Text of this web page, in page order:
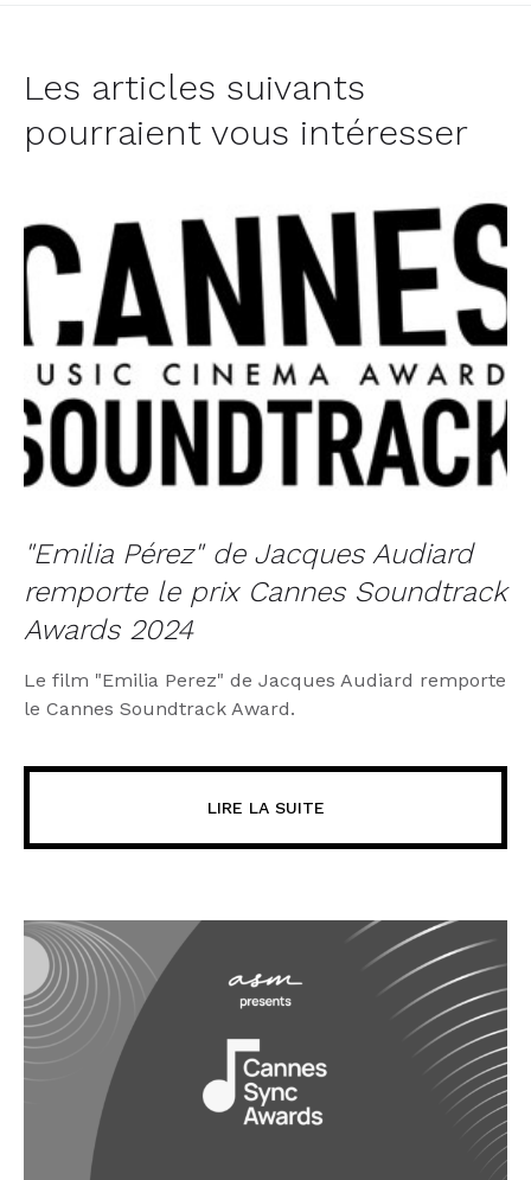
Les articles suivants
pourraient vous intéresser
"Emilia Pérez" de Jacques Audiard
remporte le prix Cannes Soundtrack
Awards 2024
Le film "Emilia Perez" de Jacques Audiard remporte
le Cannes Soundtrack Award.
LIRE LA SUITE